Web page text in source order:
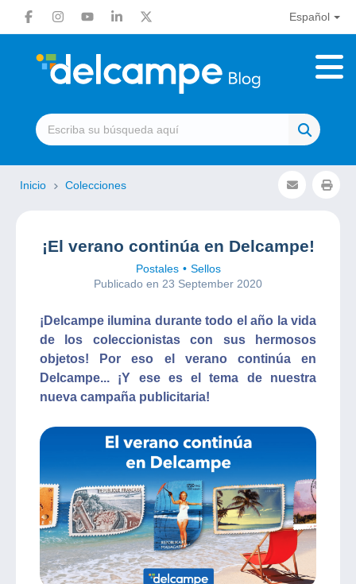
Español
Inicio Colecciones
¡El verano continúa en Delcampe!
Postales
Sellos
Publicado en 23 September 2020
¡Delcampe ilumina durante todo el año la vida
de los coleccionistas con sus hermosos
objetos! Por eso el verano continúa en
Delcampe... ¡Y ese es el tema de nuestra
nueva campaña publicitaria!